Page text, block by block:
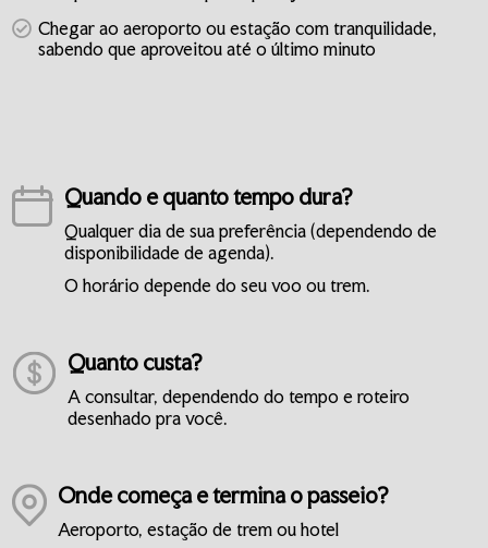
Chegar ao aeroporto ou estação com tranquilidade,
sabendo que aproveitou até o último minuto
Quando e quanto tempo dura?
Qualquer dia de sua preferência (dependendo de
disponibilidade de agenda).
O horário depende do seu voo ou trem.
Quanto custa?
A consultar, dependendo do tempo e roteiro
desenhado pra você.
Onde começa e termina o passeio?
Aeroporto, estação de trem ou hotel